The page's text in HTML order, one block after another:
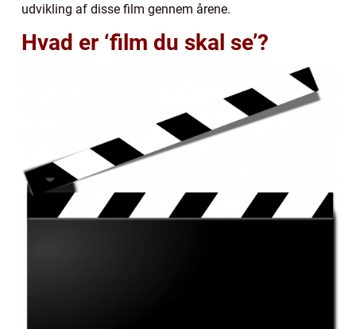
udvikling af disse film gennem årene.
Hvad er ‘film du skal se’?